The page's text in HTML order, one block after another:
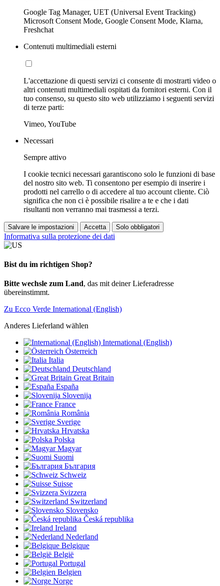
Google Tag Manager, UET (Universal Event Tracking)
Microsoft Consent Mode, Google Consent Mode, Klarna,
Freshchat
Contenuti multimediali esterni
L'accettazione di questi servizi ci consente di mostrarti video o
altri contenuti multimediali ospitati da fornitori esterni. Con il
tuo consenso, su questo sito web utilizziamo i seguenti servizi
di terze parti:
Vimeo, YouTube
Necessari
Sempre attivo
I cookie tecnici necessari garantiscono solo le funzioni di base
del nostro sito web. Ti consentono per esempio di inserire i
prodotti nel carrello o di accedere al tuo account cliente. Ciò
significa che non ci è possibile risalire a te e che i dati
risultanti non verranno mai trasmessi a terzi.
Salvare le impostazioni Accetta Solo obbligatori
Informativa sulla protezione dei dati
Bist du im richtigen Shop?
Bitte wechsle zum Land, das mit deiner Lieferadresse
übereinstimmt.
Zu Ecco Verde International (English)
Anderes Lieferland wählen
International (English)
Österreich
Italia
Deutschland
Great Britain
España
Slovenija
France
România
Sverige
Hrvatska
Polska
Magyar
Suomi
България
Schweiz
Suisse
Svizzera
Switzerland
Slovensko
Česká republika
Ireland
Nederland
Belgique
België
Portugal
Belgien
Norge